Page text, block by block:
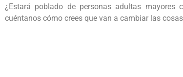
¿Estará poblado de personas adultas
cuéntanos cómo crees que van a cambiar las